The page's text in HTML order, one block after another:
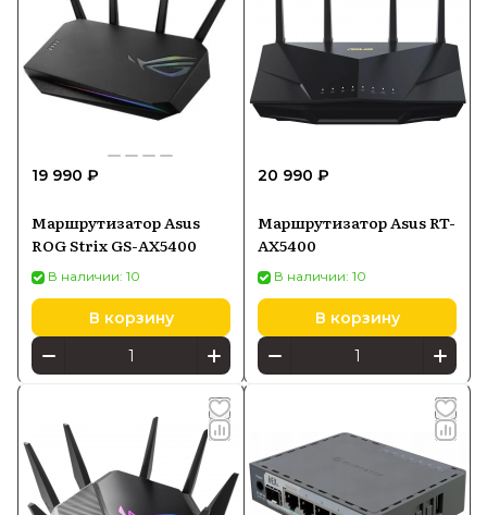
19 990 ₽
Маршрутизатор Asus
ROG Strix GS-AX5400
В наличии: 10
В корзину
20 990 ₽
Маршрутизатор Asus RT-
AX5400
В наличии: 10
В корзину